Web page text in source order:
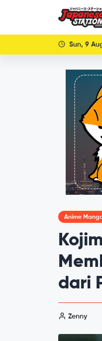
Sun, 9
Anime
dari
Zenny